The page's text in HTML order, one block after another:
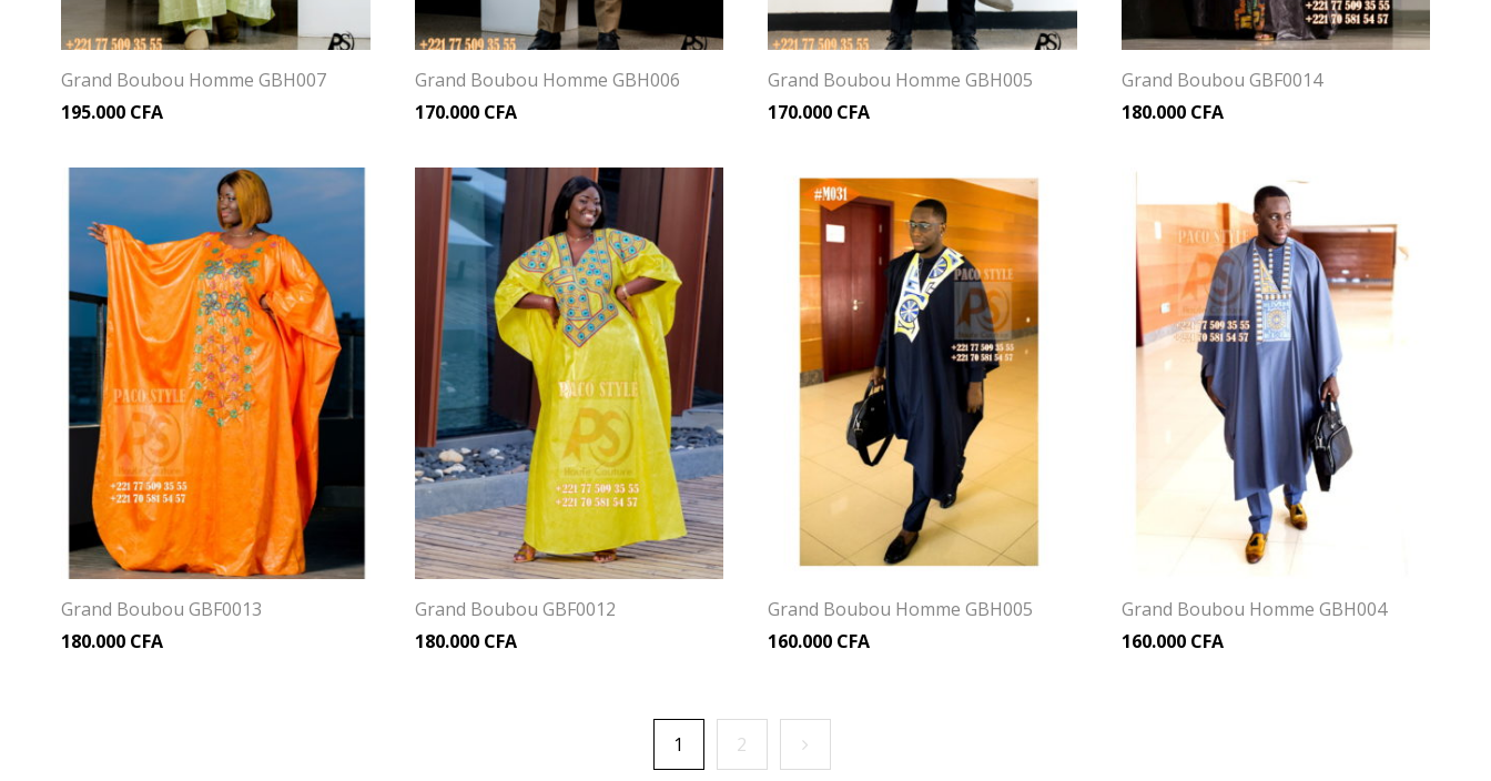
Grand Boubou Homme GBH007
195.000 CFA
Grand Boubou Homme GBH006
170.000 CFA
Grand Boubou Homme GBH005
170.000 CFA
Grand Boubou GBF0014
180.000 CFA
Grand Boubou GBF0013
180.000 CFA
Grand Boubou GBF0012
180.000 CFA
Grand Boubou Homme GBH005
160.000 CFA
Grand Boubou Homme GBH004
160.000 CFA
1 2